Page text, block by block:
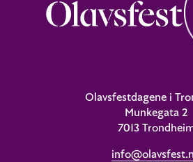
Olavsfestdagene i
Munkegata 2
7013